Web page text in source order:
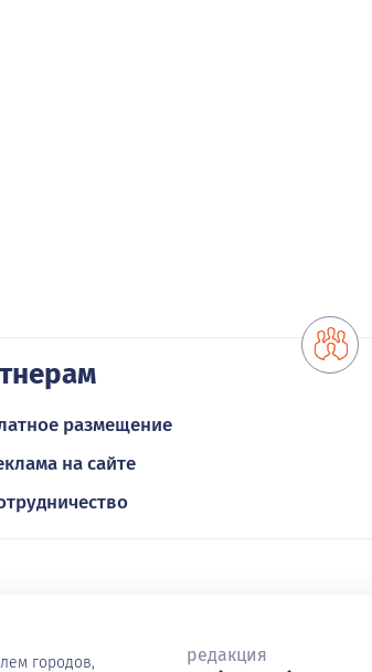
размещение
на сайте
городов, редакция